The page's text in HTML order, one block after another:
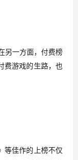
另一方面，付费榜
费游戏的生路，也
等佳作的上榜不仅